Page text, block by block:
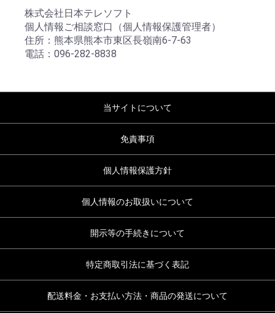
株式会社日本テレソフト
個人情報ご相談窓口（個人情報保護管理者）
住所：熊本県熊本市東区長嶺南6-7-63
電話：096-282-8838
当サイトについて
免責事項
個人情報保護方針
個人情報のお取扱いについて
開示等の手続きについて
特定商取引法に基づく表記
配送料金・お支払い方法・商品の発送について